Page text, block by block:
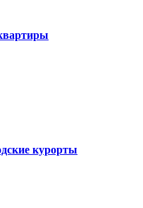
курорты